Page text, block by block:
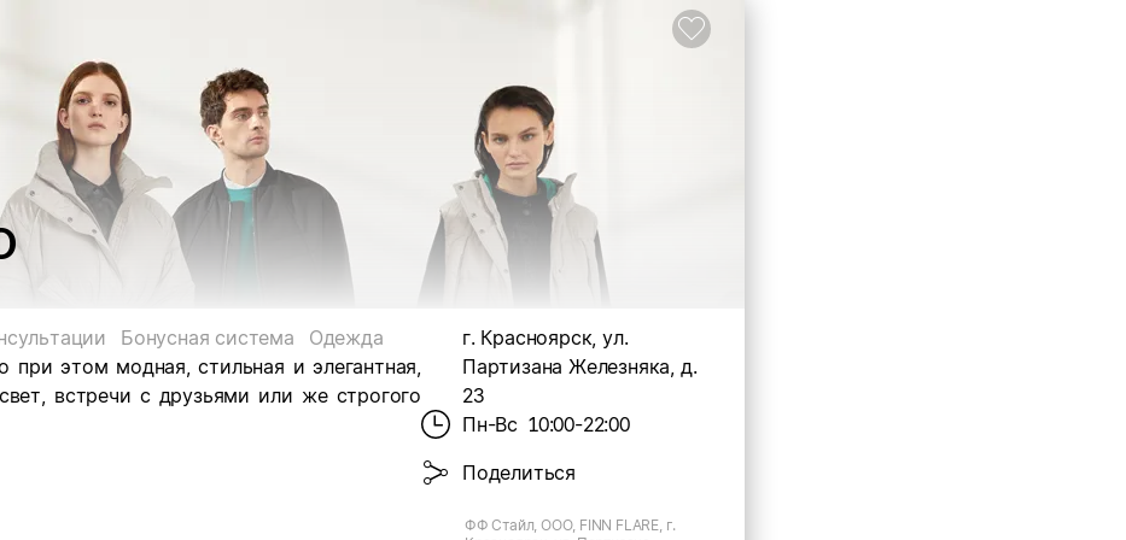
Бонусная система
Одежда
при этом модная, стильная и элегантная,
встречи с друзьями или же строгого
г. Красноярск, ул.
Партизана Железняка, д.
23
Пн-Вс 10:00-22:00
Поделиться
ФФ Стайл, ООО, FINN FLARE, г.